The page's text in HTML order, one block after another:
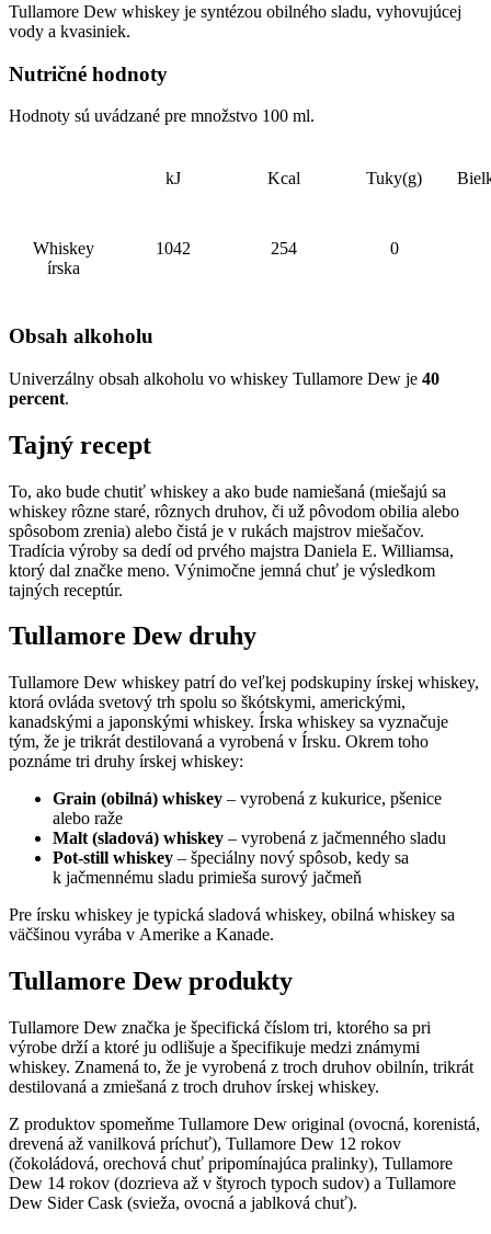
Tullamore Dew whiskey je syntézou obilného sladu, vyhovujúcej
vody a kvasiniek.
Nutričné hodnoty
Hodnoty sú uvádzané pre množstvo 100 ml.
kJ Kcal Tuky(g)
Whiskey
írska
1042 254 0
Obsah alkoholu
Univerzálny obsah alkoholu vo whiskey Tullamore Dew je 40
percent.
Tajný recept
To, ako bude chutiť whiskey a ako bude namiešaná (miešajú sa
whiskey rôzne staré, rôznych druhov, či už pôvodom obilia alebo
spôsobom zrenia) alebo čistá je v rukách majstrov miešačov.
Tradícia výroby sa dedí od prvého majstra Daniela E. Williamsa,
ktorý dal značke meno. Výnimočne jemná chuť je výsledkom
tajných receptúr.
Tullamore Dew druhy
Tullamore Dew whiskey patrí do veľkej podskupiny írskej whiskey,
ktorá ovláda svetový trh spolu so škótskymi, americkými,
kanadskými a japonskými whiskey. Írska whiskey sa vyznačuje
tým, že je trikrát destilovaná a vyrobená v Írsku. Okrem toho
poznáme tri druhy írskej whiskey:
Grain (obilná) whiskey – vyrobená z kukurice, pšenice
alebo raže
Malt (sladová) whiskey – vyrobená z jačmenného sladu
Pot-still whiskey – špeciálny nový spôsob, kedy sa
k jačmennému sladu primieša surový jačmeň
Pre írsku whiskey je typická sladová whiskey, obilná whiskey sa
väčšinou vyrába v Amerike a Kanade.
Tullamore Dew produkty
Tullamore Dew značka je špecifická číslom tri, ktorého sa pri
výrobe drží a ktoré ju odlišuje a špecifikuje medzi známymi
whiskey. Znamená to, že je vyrobená z troch druhov obilnín, trikrát
destilovaná a zmiešaná z troch druhov írskej whiskey.
Z produktov spomeňme Tullamore Dew original (ovocná, korenistá,
drevená až vanilková príchuť), Tullamore Dew 12 rokov
(čokoládová, orechová chuť pripomínajúca pralinky), Tullamore
Dew 14 rokov (dozrieva až v štyroch typoch sudov) a Tullamore
Dew Sider Cask (svieža, ovocná a jablková chuť).